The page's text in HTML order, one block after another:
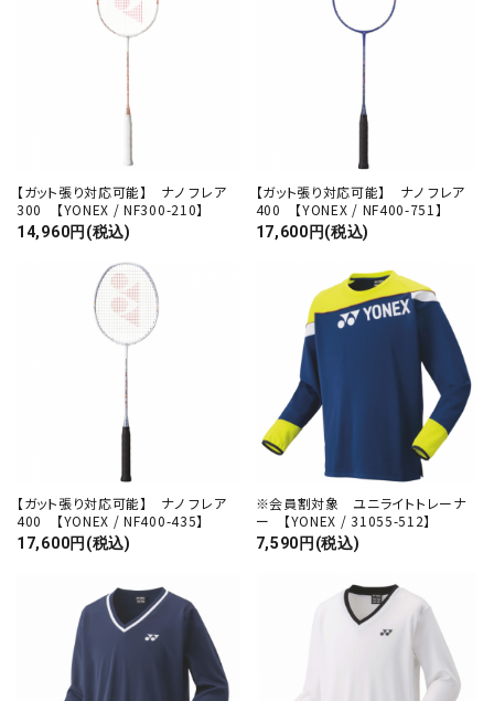
【ガット張り対応可能】 ナノ フレア
300 【YONEX / NF300-210】
14,960円(税込)
【ガット張り対応可能】 ナノ フレア
400 【YONEX / NF400-751】
17,600円(税込)
【ガット張り対応可能】 ナノ フレア
400 【YONEX / NF400-435】
17,600円(税込)
※会員割対象 ユニライトトレーナ
ー 【YONEX / 31055-512】
7,590円(税込)